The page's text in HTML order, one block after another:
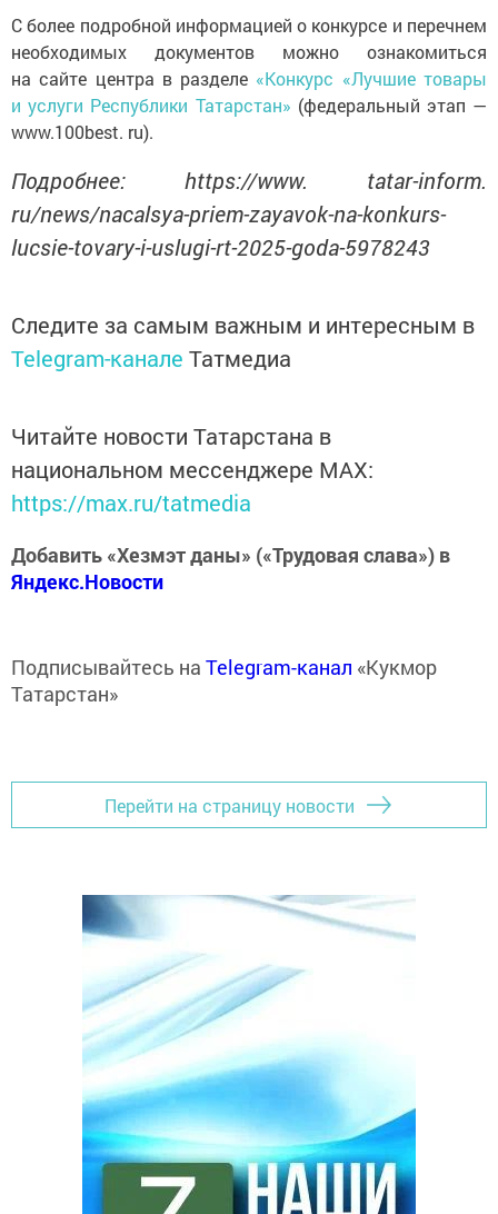
C более подробной информацией о конкурсе и перечнем
необходимых документов можно ознакомиться
на сайте центра в разделе «Конкурс «Лучшие товары
и услуги Республики Татарстан» (федеральный этап —
www.100best. ru).
Подробнее: https://www. tatar-inform.
ru/news/nacalsya-priem-zayavok-na-konkurs-
lucsie-tovary-i-uslugi-rt-2025-goda-5978243
Следите за самым важным и интересным в
Telegram-канале Татмедиа
Читайте новости Татарстана в
национальном мессенджере MАХ:
https://max.ru/tatmedia
Добавить «Хезмэт даны» («Трудовая слава») в
Яндекс.Новости
Подписывайтесь на Telegram-канал «Кукмор
Татарстан»
Перейти на страницу новости